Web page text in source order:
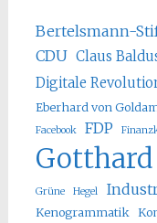
Bertelsmann-
CDU Claus
Digitale
Eberhard von
Facebook FDP
Grüne Hegel
Kenogrammatik